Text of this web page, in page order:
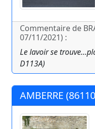
Commentaire de
07/11/2021) :
Le lavoir se
D113A)
AMBERRE